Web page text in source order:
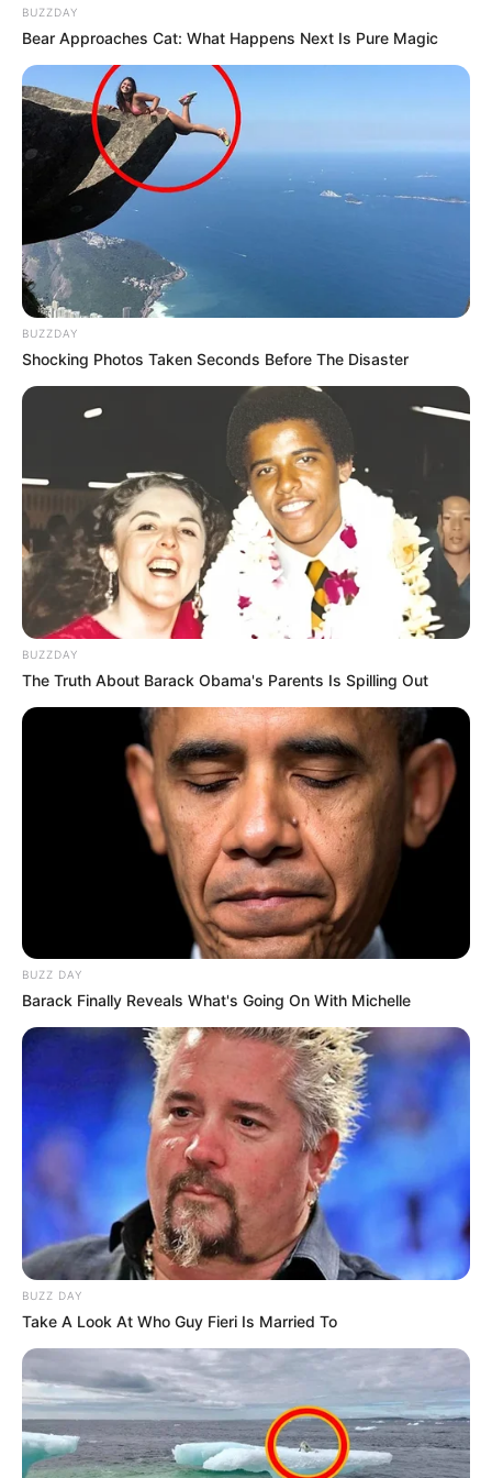
Saison kommen außerdem noch Ideen für Ostern,
Pfingsten,Himmelfahrt
, Tag der Arbeit, Fronleichnam,
Mariä Himmelfahrt, Tag der Deutschen Einheit,
Reformationstag, Allerheiligen, Schulferien
(Sommerferien, Winterferien und Herbstferien),
Weihnachtsmärkte Thüringen
Wintersport
, Silvester und
Fasching hinzu, aber auch
Veranstaltungshinweise
Volksfeste. Um die Ausflugsziele und
Sehenswürdigkeiten in der Umgebung zu finden, einfach
die gesuchte Stadt, Gemeinde oder Region im Suchfeld
eingegeben oder auf derDeutschlandkarteanklicken.
Wäre es nicht besser, wenn sich die Präsidenten und
Generäle mit Knüppeln gegenseitig erschlagen würden,
statt mit ihren Herdenarmeen so viele andere Menschen
zu ermorden?
weitere Kalauer
Quermania folgen: Impressum & Kontakt
Auf einigen Seiten dieses Projektes sind Affiliate-
Angebote integriert. Wenn etwas darüber gebucht oder
gekauft wird, ist das eine Unterstützung, ohne dass sich
dadurch der Preis ändert.
BUZZDAY
Bear Approaches Cat: What Happens Next Is Pure Magic
BUZZDAY
Shocking Photos Taken Seconds Before The Disaster
BUZZDAY
The Truth About Barack Obama's Parents Is Spilling Out
BUZZ DAY
Barack Finally Reveals What's Going On With Michelle
BUZZ DAY
Take A Look At Who Guy Fieri Is Married To